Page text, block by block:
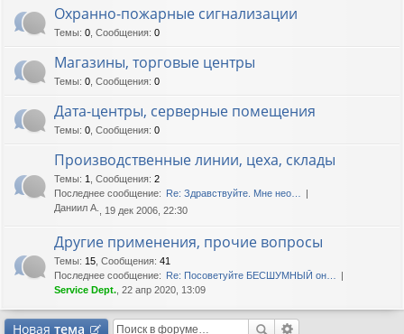
Охранно-пожарные сигнализации
Темы: 0 Сообщения: 0
Магазины, торговые центры
Темы: 0 Сообщения: 0
Дата-центры, серверные помещения
Темы: 0 Сообщения: 0
Производственные линии, цеха, склады
Темы: 1 Сообщения: 2
Последнее сообщение: Re: Здравствуйте. Мне нео…
Даниил А.
, 19 дек 2006, 22:30
Другие применения, прочие вопросы
Темы: 15 Сообщения: 41
Последнее сообщение: Re: Посоветуйте БЕСШУМНЫЙ он…
Service Dept. , 22 апр 2020, 13:09
Новая тема